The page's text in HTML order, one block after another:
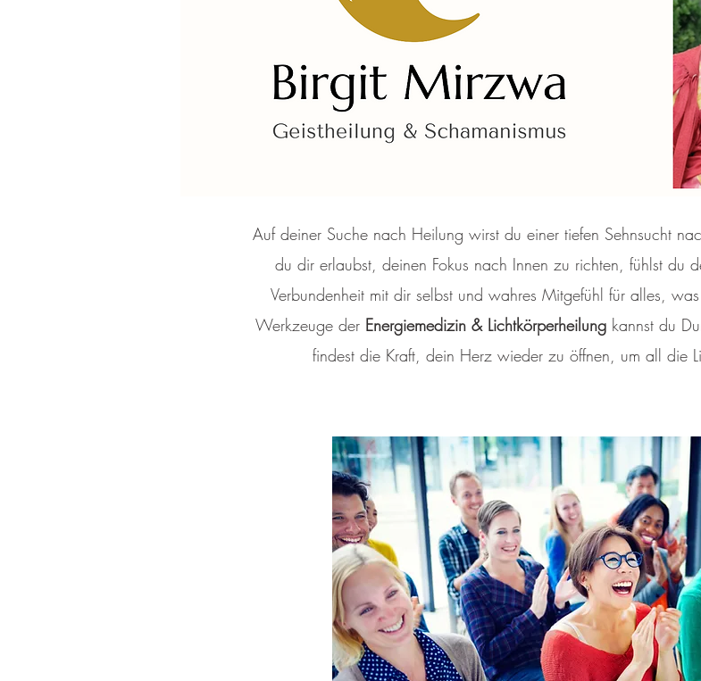
Auf deiner Suche nach Heilung wirst du einer tiefen Sehnsucht
du dir erlaubst, deinen Fokus nach Innen zu richten, fühlst du
Verbundenheit mit dir selbst und wahres Mitgefühl für alles,
Werkzeuge der Energiemedizin & Lichtkörperheilungkannst du
findest die Kraft, dein Herz wieder zu öffnen, um all die